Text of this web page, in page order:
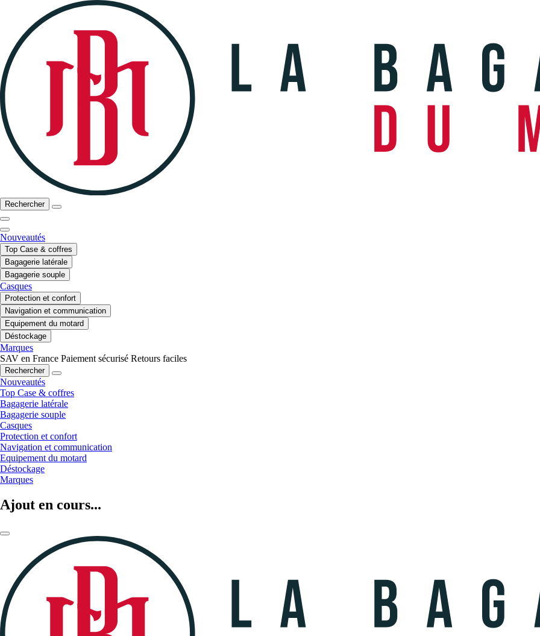
Rechercher
Nouveautés
Top Case & coffres
Bagagerie latérale
Bagagerie souple
Casques
Protection et confort
Navigation et communication
Equipement du motard
Déstockage
Marques
SAV en France Paiement sécurisé Retours faciles
Rechercher
Nouveautés
Top Case & coffres
Bagagerie latérale
Bagagerie souple
Casques
Protection et confort
Navigation et communication
Equipement du motard
Déstockage
Marques
Ajout en cours...